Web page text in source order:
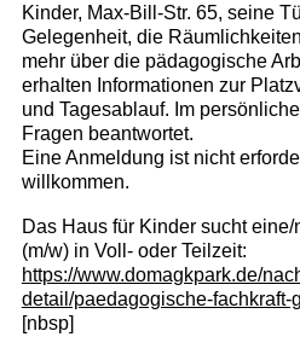
Kinder, Max-Bill-Str. 65, seine
Gelegenheit, die
mehr über die pädagogische
erhalten Informationen zur
und Tagesablauf. Im
Fragen beantwortet.
Eine Anmeldung ist nicht
willkommen.
Das Haus für Kinder sucht
(m/w) in Voll- oder Teilzeit:
https://www.domagkpark.de/
detail/paedagogische-fachkraft-
[nbsp]